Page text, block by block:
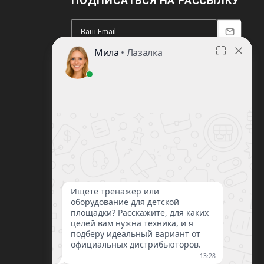
8 (812) 220-93-18